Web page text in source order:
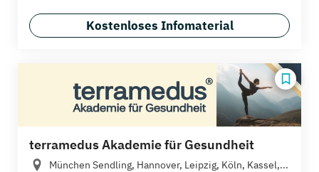
Kostenloses Infomaterial
terramedus Akademie für Gesundheit
München Sendling, Hannover, Leipzig, Köln, Kassel,...